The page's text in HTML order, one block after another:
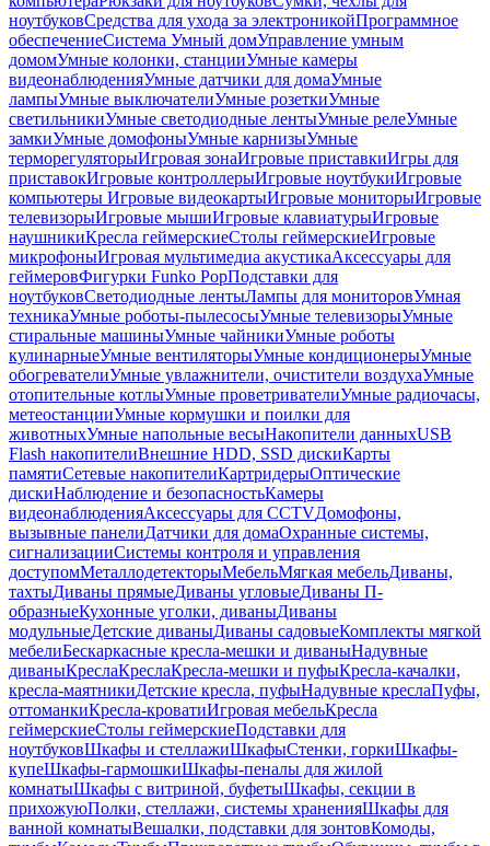
ноутбуковСредства для ухода за электроникойПрограммное
обеспечениеСистема Умный домУправление умным
домомУмные колонки, станцииУмные камеры
видеонаблюденияУмные датчики для домаУмные
лампыУмные выключателиУмные розеткиУмные
светильникиУмные светодиодные лентыУмные релеУмные
замкиУмные домофоныУмные карнизыУмные
терморегуляторыИгровая зонаИгровые приставкиИгры для
приставокИгровые контроллерыИгровые ноутбукиИгровые
компьютеры Игровые видеокартыИгровые мониторыИгровые
телевизорыИгровые мышиИгровые клавиатурыИгровые
наушникиКресла геймерскиеСтолы геймерскиеИгровые
микрофоныИгровая мультимедиа акустикаАксессуары для
геймеровФигурки Funko PopПодставки для
ноутбуковСветодиодные лентыЛампы для мониторовУмная
техникаУмные роботы-пылесосыУмные телевизорыУмные
стиральные машиныУмные чайникиУмные роботы
кулинарныеУмные вентиляторыУмные кондиционерыУмные
обогревателиУмные увлажнители, очистители воздухаУмные
отопительные котлыУмные проветривателиУмные радиочасы,
метеостанцииУмные кормушки и поилки для
животныхУмные напольные весыНакопители данныхUSB
Flash накопителиВнешние HDD, SSD дискиКарты
памятиСетевые накопителиКартридерыОптические
дискиНаблюдение и безопасностьКамеры
видеонаблюденияАксессуары для CCTVДомофоны,
вызывные панелиДатчики для домаОхранные системы,
сигнализацииСистемы контроля и управления
доступомМеталлодетекторыМебельМягкая мебельДиваны,
тахтыДиваны прямыеДиваны угловыеДиваны П-
образныеКухонные уголки, диваныДиваны
модульныеДетские диваныДиваны садовыеКомплекты мягкой
мебелиБескаркасные кресла-мешки и диваныНадувные
диваныКреслаКреслаКресла-мешки и пуфыКресла-качалки,
кресла-маятникиДетские кресла, пуфыНадувные креслаПуфы,
оттоманкиКресла-кроватиИгровая мебельКресла
геймерскиеСтолы геймерскиеПодставки для
ноутбуковШкафы и стеллажиШкафыСтенки, горкиШкафы-
купеШкафы-гармошкиШкафы-пеналы для жилой
комнатыШкафы с витриной, буфетыШкафы, секции в
прихожуюПолки, стеллажи, системы храненияШкафы для
ванной комнатыВешалки, подставки для зонтовКомоды,